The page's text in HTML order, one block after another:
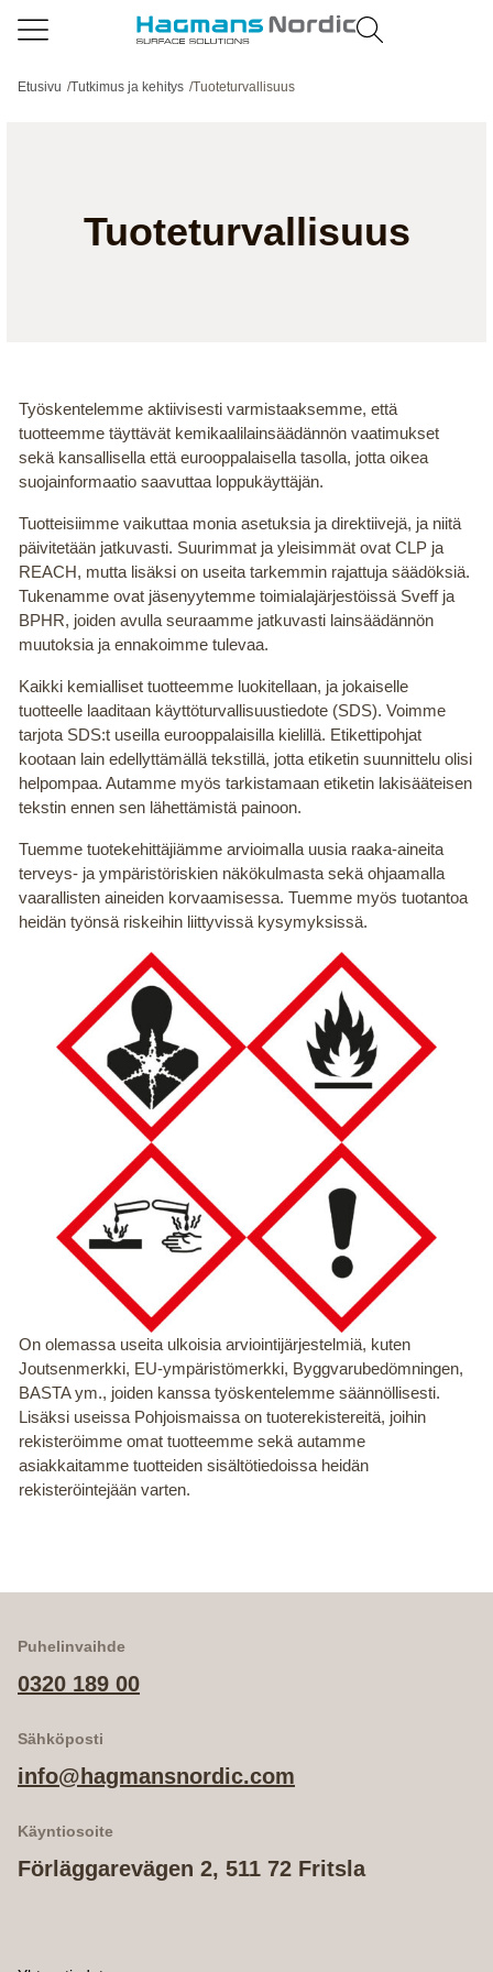
Etusivu /Tutkimus ja kehitys /Tuoteturvallisuus
Tuoteturvallisuus
Työskentelemme aktiivisesti varmistaaksemme, että
tuotteemme täyttävät kemikaalilainsäädännön vaatimukset
sekä kansallisella että eurooppalaisella tasolla, jotta oikea
suojainformaatio saavuttaa loppukäyttäjän.
Tuotteisiimme vaikuttaa monia asetuksia ja direktiivejä, ja niitä
päivitetään jatkuvasti. Suurimmat ja yleisimmät ovat CLP ja
REACH, mutta lisäksi on useita tarkemmin rajattuja säädöksiä.
Tukenamme ovat jäsenyytemme toimialajärjestöissä Sveff ja
BPHR, joiden avulla seuraamme jatkuvasti lainsäädännön
muutoksia ja ennakoimme tulevaa.
Kaikki kemialliset tuotteemme luokitellaan, ja jokaiselle
tuotteelle laaditaan käyttöturvallisuustiedote (SDS). Voimme
tarjota SDS:t useilla eurooppalaisilla kielillä. Etikettipohjat
kootaan lain edellyttämällä tekstillä, jotta etiketin suunnittelu olisi
helpompaa. Autamme myös tarkistamaan etiketin lakisääteisen
tekstin ennen sen lähettämistä painoon.
Tuemme tuotekehittäjiämme arvioimalla uusia raaka-aineita
terveys- ja ympäristöriskien näkökulmasta sekä ohjaamalla
vaarallisten aineiden korvaamisessa. Tuemme myös tuotantoa
heidän työnsä riskeihin liittyvissä kysymyksissä.
On olemassa useita ulkoisia arviointijärjestelmiä, kuten
Joutsenmerkki, EU-ympäristömerkki, Byggvarubedömningen,
BASTA ym., joiden kanssa työskentelemme säännöllisesti.
Lisäksi useissa Pohjoismaissa on tuoterekistereitä, joihin
rekisteröimme omat tuotteemme sekä autamme
asiakkaitamme tuotteiden sisältötiedoissa heidän
rekisteröintejään varten.
Puhelinvaihde
0320 189 00
Sähköposti
info@hagmansnordic.com
Käyntiosoite
Förläggarevägen 2, 511 72 Fritsla